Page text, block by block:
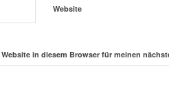
Website
in diesem Browser für meinen